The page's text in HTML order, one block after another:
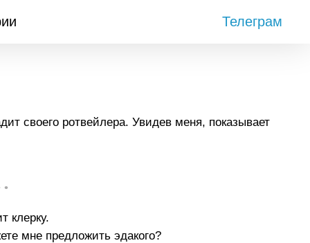
Телеграм
своего ротвейлера. Увидев меня, показывает
•
клерку.
мне предложить эдакого?